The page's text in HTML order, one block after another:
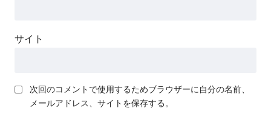
サイト
次回のコメントで使用するためブラウザーに自分の名前、
メールアドレス、サイトを保存する。